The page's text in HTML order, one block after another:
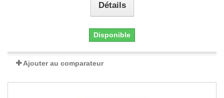
Détails
Disponible
Ajouter au comparateur